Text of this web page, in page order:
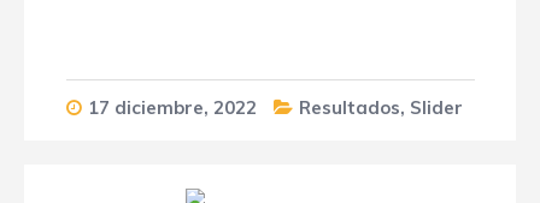
17 diciembre, 2022 Resultados, Slider